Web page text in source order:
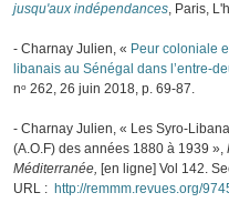
jusqu'aux indépendances , Paris,
- Charnay Julien, « Peur coloniale
libanais au Sénégal dans l’entre-
nᵒ 262, 26 juin 2018, p. 69‑87.
- Charnay Julien, « Les Syro-
(A.O.F) des années 1880 à 1939 »,
Méditerranée, [en ligne] Vol 142.
URL : http://remmm.revues.org/